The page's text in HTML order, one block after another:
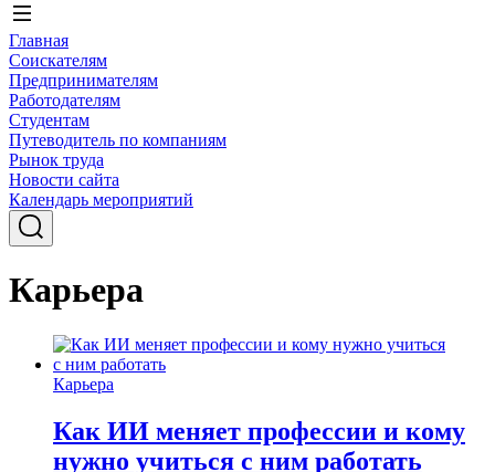
Главная
Соискателям
Предпринимателям
Работодателям
Студентам
Путеводитель по компаниям
Рынок труда
Новости сайта
Календарь мероприятий
Карьера
Карьера
Как ИИ меняет профессии и кому
нужно учиться с ним работать